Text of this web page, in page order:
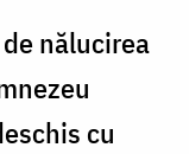
nălucirea
cu